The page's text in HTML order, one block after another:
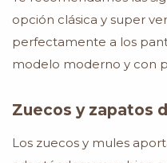
opción clásica y super
perfectamente a los
modelo moderno y con
Zuecos y zapatos
Los zuecos y mules